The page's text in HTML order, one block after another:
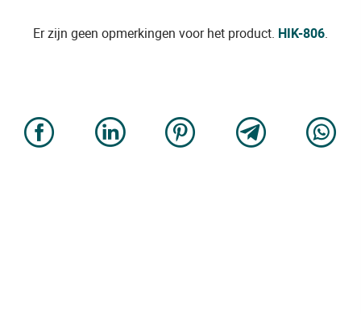
Er zijn geen opmerkingen voor het product. HIK-806.